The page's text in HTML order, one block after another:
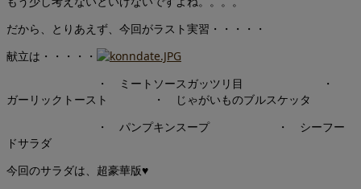
だから、とりあえず、今回がラスト実習・・・・・
献立は・・・・・
・ ミートソースガッツリ目 ・
ガーリックトースト ・ じゃがいものブルスケッタ
・ パンプキンスープ ・ シーフー
ドサラダ
今回のサラダは、超豪華版♥